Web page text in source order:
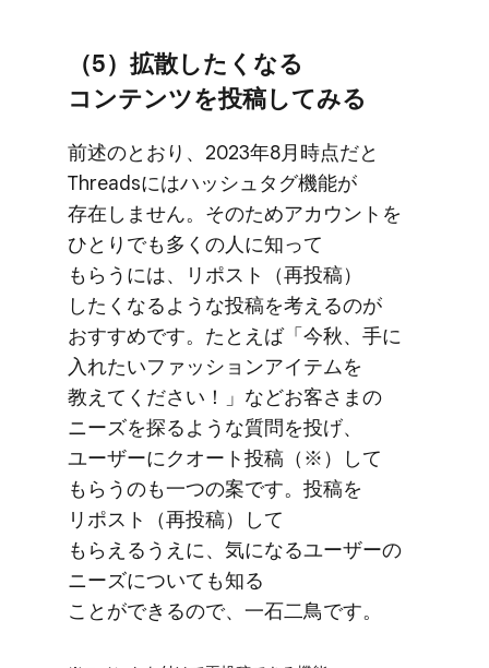
（5）​拡散したくなる​
コンテンツを​投稿してみる
前述の​とおり、​2023年8月時点だと​
Threadsには​ハッシュタグ機能が​
存在しません。​その​ためアカウントを​
ひとりでも​多くの​人に​知って​
もらうには、​リポスト​（再投稿）​
したくなるような​投稿を​考えるのが​
おすすめです。​たとえば​「今秋、​手に​
入れたい​ファッションアイテムを​
教えてください！」など​お客さまの​
ニーズを​探るような​質問を​投げ、​
ユーザーに​クオート投稿​（※）して​
もらうのも​一つの​案です。​投稿を​
リポスト​（再投稿）して​
もらえるうえに、​気に​なる​ユーザーの​
ニーズに​ついても​知る​
ことができるので、​一石​二鳥です。